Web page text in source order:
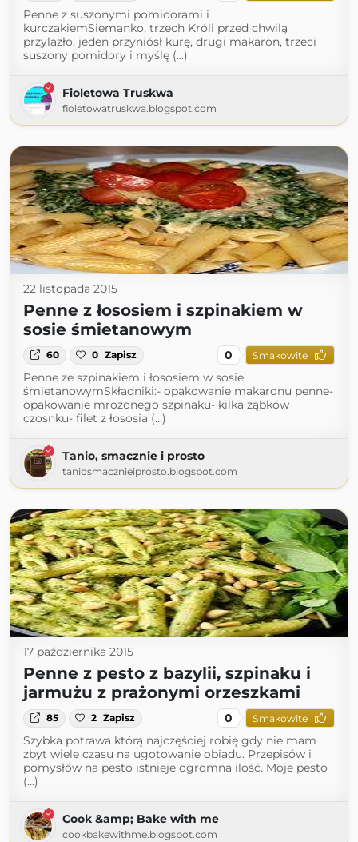
Penne z suszonymi pomidorami i
kurczakiemSiemanko, trzech Króli przed chwilą
przylazło, jeden przyniósł kurę, drugi makaron, trzeci
suszony pomidory i myślę (...)
Fioletowa Truskwa
fioletowatruskwa.blogspot.com
22 listopada 2015
Penne z łososiem i szpinakiem w
sosie śmietanowym
60 0 Zapisz 0 Smakowite
Penne ze szpinakiem i łososiem w sosie
śmietanowymSkładniki:- opakowanie makaronu penne-
opakowanie mrożonego szpinaku- kilka ząbków
czosnku- filet z łososia (...)
Tanio, smacznie i prosto
taniosmacznieiprosto.blogspot.com
17 października 2015
Penne z pesto z bazylii, szpinaku i
jarmużu z prażonymi orzeszkami
85 2 Zapisz 0 Smakowite
Szybka potrawa którą najczęściej robię gdy nie mam
zbyt wiele czasu na ugotowanie obiadu. Przepisów i
pomysłów na pesto istnieje ogromna ilość. Moje pesto
(...)
Cook &amp; Bake with me
cookbakewithme.blogspot.com